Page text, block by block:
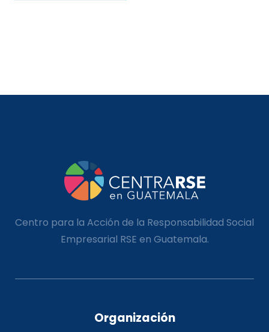
Centro para la Acción de la Responsabilidad Social
Empresarial RSE en Guatemala.
Organización